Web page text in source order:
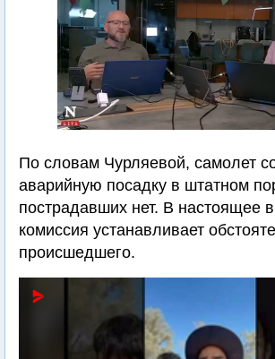
По словам Чурляевой, самолет
аварийную посадку в штатном
пострадавших нет. В настоящее
комиссия устанавливает
происшедшего.